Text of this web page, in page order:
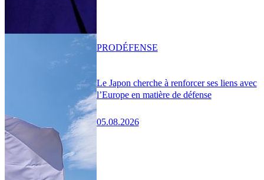
Le Japon cherche à renforcer ses liens avec
l’Europe en matière de défense
05.08.2026
PRODÉFENSE